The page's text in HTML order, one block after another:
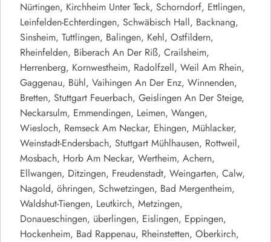
Nürtingen, Kirchheim Unter Teck, Schorndorf, Ettlingen,
Leinfelden-Echterdingen, Schwäbisch Hall, Backnang,
Sinsheim, Tuttlingen, Balingen, Kehl, Ostfildern,
Rheinfelden, Biberach An Der Riß, Crailsheim,
Herrenberg, Kornwestheim, Radolfzell, Weil Am Rhein,
Gaggenau, Bühl, Vaihingen An Der Enz, Winnenden,
Bretten, Stuttgart Feuerbach, Geislingen An Der Steige,
Neckarsulm, Emmendingen, Leimen, Wangen,
Wiesloch, Remseck Am Neckar, Ehingen, Mühlacker,
Weinstadt-Endersbach, Stuttgart Mühlhausen, Rottweil,
Mosbach, Horb Am Neckar, Wertheim, Achern,
Ellwangen, Ditzingen, Freudenstadt, Weingarten, Calw,
Nagold, öhringen, Schwetzingen, Bad Mergentheim,
Waldshut-Tiengen, Leutkirch, Metzingen,
Donaueschingen, überlingen, Eislingen, Eppingen,
Hockenheim, Bad Rappenau, Rheinstetten, Oberkirch,